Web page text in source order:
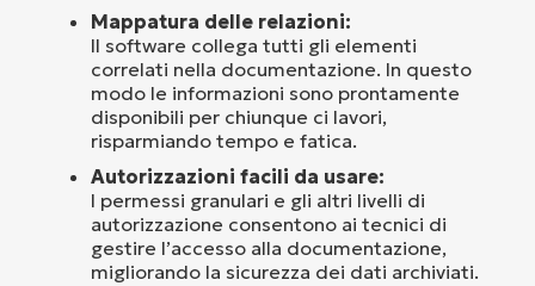
Mappatura delle relazioni:
Il software collega tutti gli elementi
correlati nella documentazione. In questo
modo le informazioni sono prontamente
disponibili per chiunque ci lavori,
risparmiando tempo e fatica.
Autorizzazioni facili da usare:
I permessi granulari e gli altri livelli di
autorizzazione consentono ai tecnici di
gestire l’accesso alla documentazione,
migliorando la sicurezza dei dati archiviati.